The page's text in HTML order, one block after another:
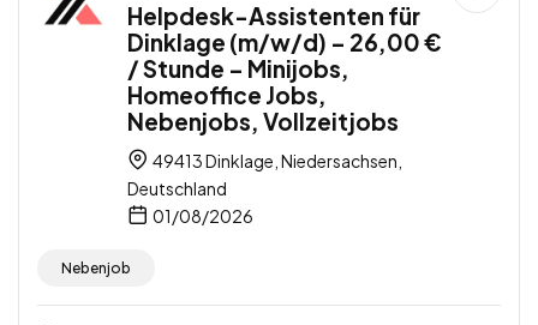
Helpdesk-Assistenten für
Dinklage (m/w/d) – 26,00 €
/ Stunde – Minijobs,
Homeoffice Jobs,
Nebenjobs, Vollzeitjobs
49413 Dinklage, Niedersachsen,
Deutschland
01/08/2026
Nebenjob